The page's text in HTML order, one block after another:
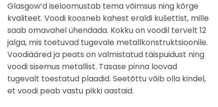
Glasgow’d iseloomustab tema võimsus ning kõrge
kvaliteet. Voodi koosneb kahest eraldi kušettist, mille
saab omavahel ühendada. Kokku on voodil tervelt 12
jalga, mis toetuvad tugevale metallkonstruktsioonile.
Voodiääred ja peats on valmistatud täispuidust ning
voodi sisemus metallist. Tasase pinna loovad
tugevalt toestatud plaadid. Seetõttu võib olla kindel,
et voodi peab vastu pikki aastaid.